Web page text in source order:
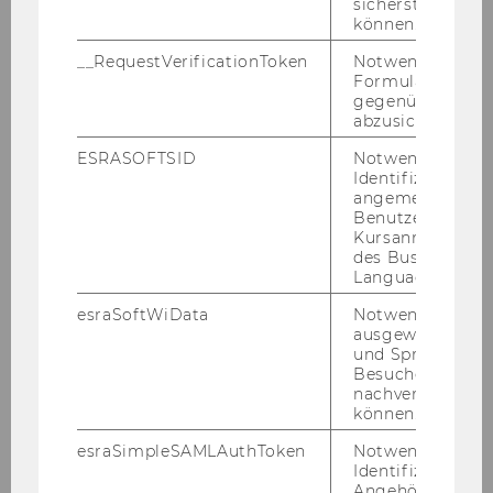
Mag. Cornelia Moll
PR-Referentin
Presseaussendungen
sicherstellen zu
können.
__RequestVerificationToken
Notwendig, um
gegenüber
abzusichern.
ESRASOFTSID
Notwendig zur
Identifizierung
angemeldeten
Benutzers im
des Business
Language
esraSoftWiData
Notwendig um
ausgewählte
und
Besuchers
nachverfolgen
können.
esraSimpleSAMLAuthToken
Notwendig zur
Identifizierung